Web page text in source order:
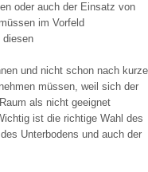
oder auch der Einsatz von
im Vorfeld
diesen
und nicht schon nach
müssen, weil sich der
als nicht geeignet
ist die richtige Wahl des
Unterbodens und auch der